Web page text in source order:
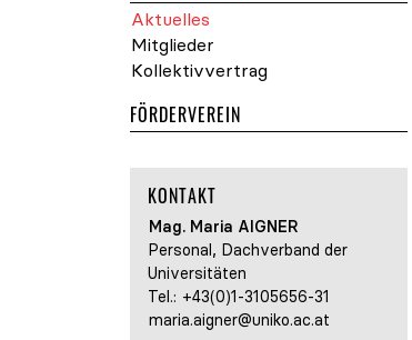
Aktuelles
Mitglieder des Dachverbands der
Kollektivvertrag
FÖRDERVEREIN
KONTAKT
Mag. Maria AIGNER
Personal, Dachverband der
Universitäten
Tel.: +43(0)1-3105656-31
maria.aigner@uniko.ac.at